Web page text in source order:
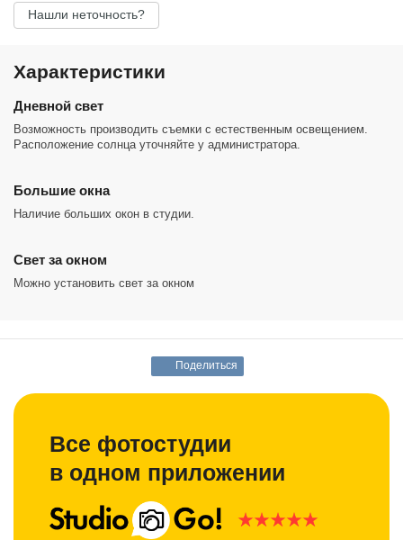
Нашли неточность?
Характеристики
Дневной свет
Возможность производить съемки с естественным освещением.
Расположение солнца уточняйте у администратора.
Большие окна
Наличие больших окон в студии.
Cвет за окном
Можно установить свет за окном
Поделиться
Все фотостудии
в одном приложении